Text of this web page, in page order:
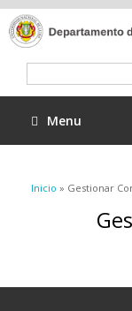
Menu
Se encuentra
Inicio » Gestionar